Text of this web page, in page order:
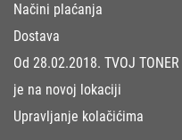
Načini plaćanja
Dostava
Od 28.02.2018. TVOJ TONER
je na novoj lokaciji
Upravljanje kolačićima